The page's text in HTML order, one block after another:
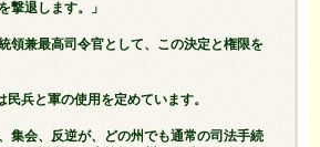
撃退します。」
領兼最高司令官として、この決定と権限を
兵と軍の使用を定めています。
集会、反逆が、どの州でも通常の司法手続